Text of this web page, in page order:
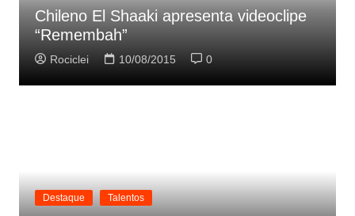
Chileno El Shaaki apresenta videoclipe
“Remembah”
Rociclei 10/08/2015 0
Destaque Talentos